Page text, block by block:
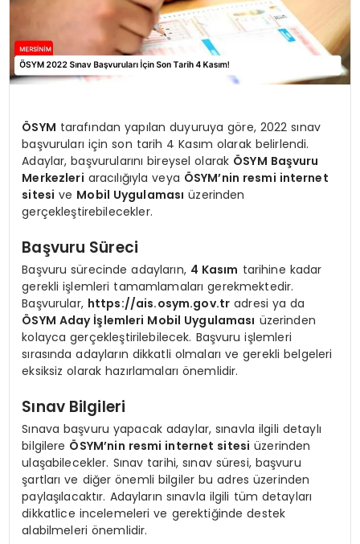
ÖSYM tarafından yapılan duyuruya göre, 2022 sınav
başvuruları için son tarih 4 Kasım olarak belirlendi.
Adaylar, başvurularını bireysel olarak ÖSYM Başvuru
Merkezleri aracılığıyla veya ÖSYM’nin resmi internet
sitesi ve Mobil Uygulaması üzerinden
gerçekleştirebilecekler.
Başvuru Süreci
Başvuru sürecinde adayların, 4 Kasım tarihine kadar
gerekli işlemleri tamamlamaları gerekmektedir.
Başvurular, https://ais.osym.gov.tr adresi ya da
ÖSYM Aday İşlemleri Mobil Uygulaması üzerinden
kolayca gerçekleştirilebilecek. Başvuru işlemleri
sırasında adayların dikkatli olmaları ve gerekli belgeleri
eksiksiz olarak hazırlamaları önemlidir.
Sınav Bilgileri
Sınava başvuru yapacak adaylar, sınavla ilgili detaylı
bilgilere ÖSYM’nin resmi internet sitesi üzerinden
ulaşabilecekler. Sınav tarihi, sınav süresi, başvuru
şartları ve diğer önemli bilgiler bu adres üzerinden
paylaşılacaktır. Adayların sınavla ilgili tüm detayları
dikkatlice incelemeleri ve gerektiğinde destek
alabilmeleri önemlidir.